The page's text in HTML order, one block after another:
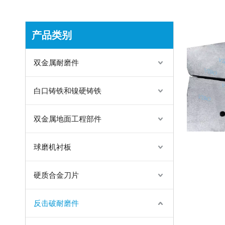
产品类别
双金属耐磨件
白口铸铁和镍硬铸铁
双金属地面工程部件
球磨机衬板
硬质合金刀片
反击破耐磨件